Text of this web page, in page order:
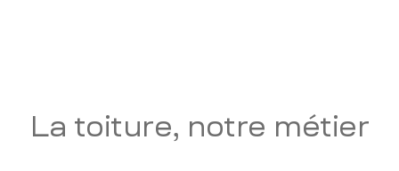
La toiture, notre métier